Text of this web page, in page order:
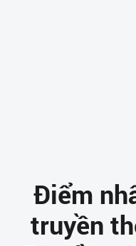
Điểm
truyền